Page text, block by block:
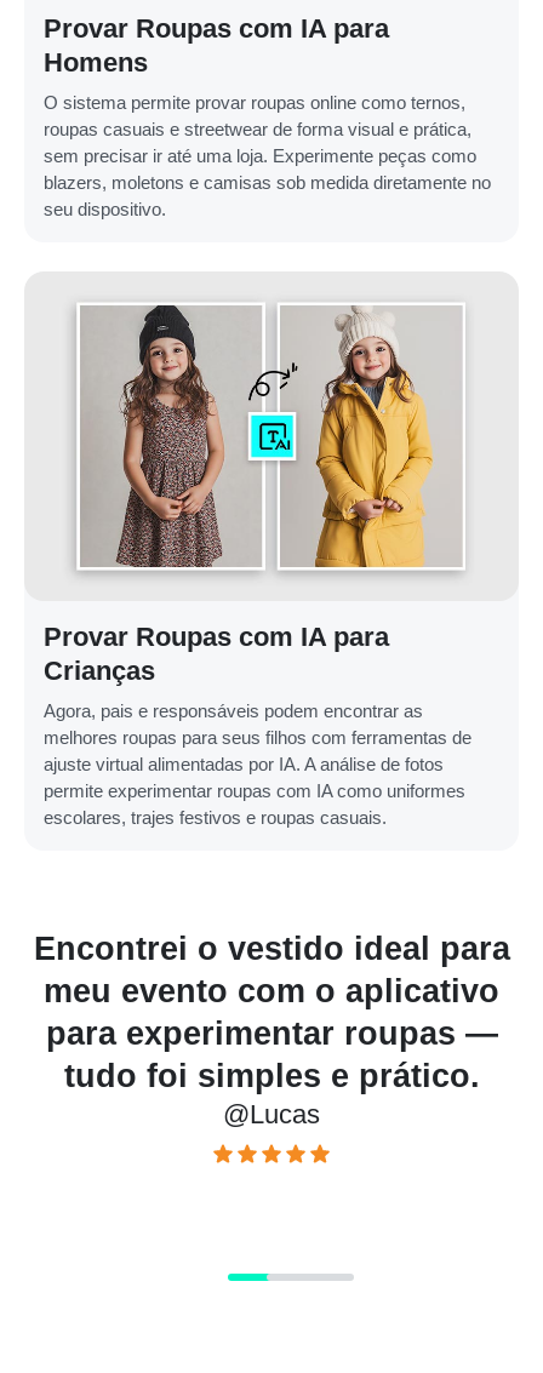
Provar Roupas com IA para
Homens
O sistema permite provar roupas online como ternos,
roupas casuais e streetwear de forma visual e prática,
sem precisar ir até uma loja. Experimente peças como
blazers, moletons e camisas sob medida diretamente no
seu dispositivo.
Provar Roupas com IA para
Crianças
Agora, pais e responsáveis podem encontrar as
melhores roupas para seus filhos com ferramentas de
ajuste virtual alimentadas por IA. A análise de fotos
permite experimentar roupas com IA como uniformes
escolares, trajes festivos e roupas casuais.
o vestido ideal para
evento com o aplicativo
experimentar roupas —
foi simples e prático.
@Lucas
O